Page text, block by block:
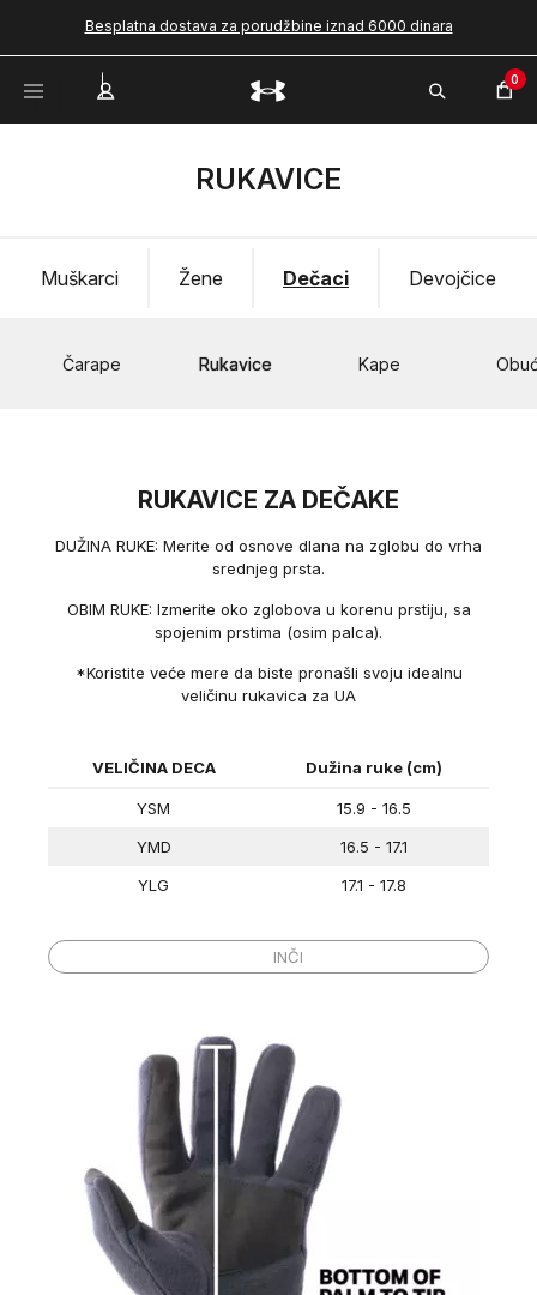
Besplatna dostava za porudžbine iznad 6000 dinara
0
RUKAVICE
Devojčice
Dečaci
Žene
Muškarci
Čarape Rukavice Kape
RUKAVICE ZA DEČAKE
DUŽINA RUKE: Merite od osnove dlana na zglobu do vrha
srednjeg prsta.
OBIM RUKE: Izmerite oko zglobova u korenu prstiju, sa
spojenim prstima (osim palca).
*Koristite veće mere da biste pronašli svoju idealnu
veličinu rukavica za UA
VELIČINA DECA Dužina ruke (cm)
YSM
15.9 - 16.5
YMD
16.5 - 17.1
YLG
17.1 - 17.8
INČI